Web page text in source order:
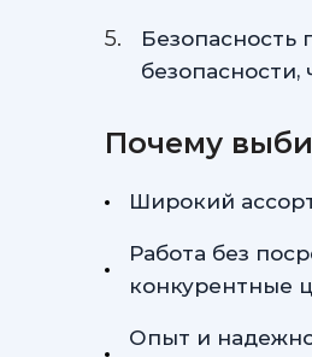
Почему
Широкий
Работа без
конкурентные
Опыт и